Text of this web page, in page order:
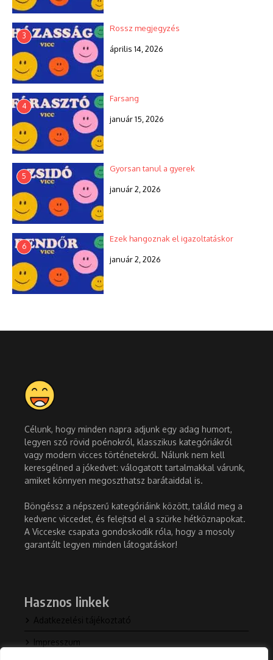
3
Rossz megjegyzés
április 14, 2026
4
Farsang
január 15, 2026
5
Gyorsan tanul a gyerek
január 2, 2026
6
Ezek hangoznak el igazoltatáskor
január 2, 2026
Célunk, hogy minden napra adjunk egy adag humort,
legyen szó rövid poénokról, klasszikus kategóriákról
vagy modern vicces történetekről. Nálunk nem kell
keresgélned a jókedvet: válogatott tartalmakkal várunk,
amiket könnyen megoszthatsz barátaiddal is.
Böngéssz a népszerű kategóriáink között, találd meg a
kedvenc viccedet, és felejtsd el a szürke hétköznapokat.
A Vicceske csapata gondoskodik róla, hogy a mosoly
garantált legyen minden látogatáskor!
Hasznos linkek
Adatkezelési tájékoztató
Impresszum